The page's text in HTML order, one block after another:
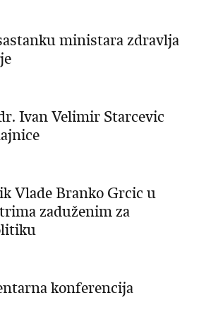
ministara zdravlja
Ivan Velimir Starcevic
Vlade Branko Grcic u
zaduženim za
konferencija